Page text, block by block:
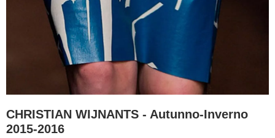
CHRISTIAN WIJNANTS - Autunno-Inverno
2015-2016